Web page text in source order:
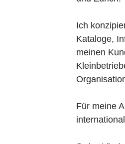
Ich
Kataloge,
meinen
Für meine